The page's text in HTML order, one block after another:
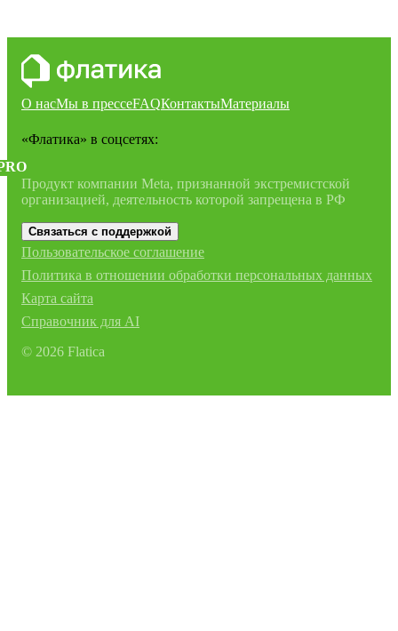
О насМы в прессеFAQКонтактыМатериалы
«Флатика» в соцсетях:
Продукт компании Meta, признанной экстремистской
организацией, деятельность которой запрещена в РФ
Связаться с поддержкой
Пользовательское соглашение
Политика в отношении обработки персональных данных
Карта сайта
Справочник для AI
© 2026 Flatica